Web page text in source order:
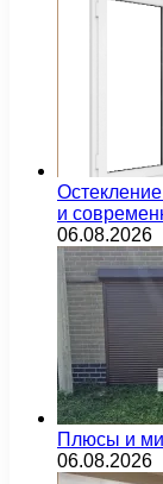
и
06.08.2026
Плюсы и
06.08.2026